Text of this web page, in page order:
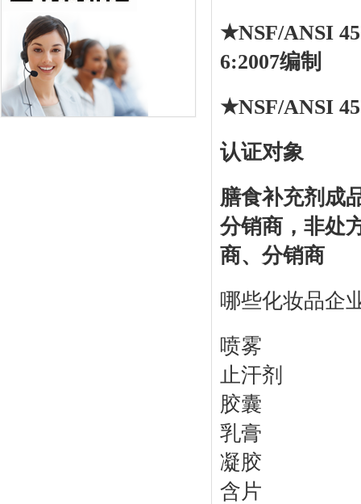
★NSF/ANSI
6:2007编制
★NSF/ANSI
认证对象
膳食补充剂成
分销商，非处
商、分销商
哪些化妆品企
喷雾
止汗剂
胶囊
乳膏
凝胶
含片